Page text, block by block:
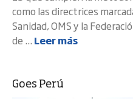
como las directrices
Sanidad, OMS y la
de ... Leer más
Goes Perú